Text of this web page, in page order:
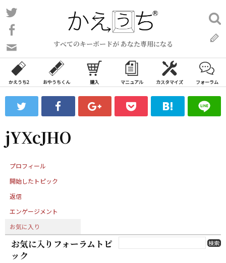
コ
ン
ン
ツ
ス
ッ
プ
すべてのキーボードが あなた専用になる
い
合
わ
フ
ォ
ム
検
索:
かえうち2 おやうちくん 購入 マニュアル カスタマイズ フォーラム
jYXcJHO
プロフィール
開始したトピック
返信
エンゲージメント
お気に入り
お気に入りフォーラムトピ
ック